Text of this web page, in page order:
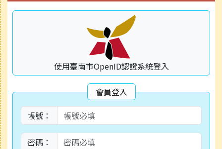
行事曆
使用臺南市OpenID認證系統登入
會員登入
帳號：
密碼：